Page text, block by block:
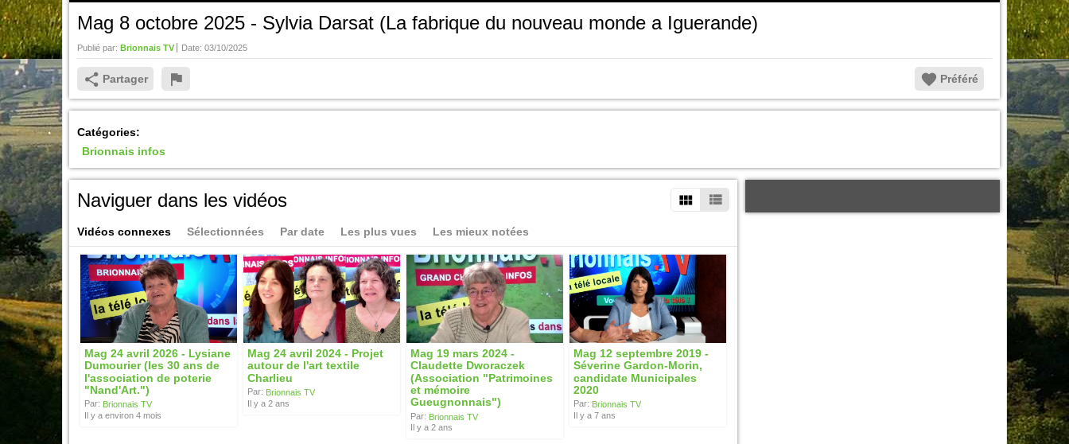
Mag 8 octobre 2025 - Sylvia Darsat (La fabrique du nouveau monde a Iguerande)
Publié par: Brionnais TV Date: 03/10/2025
Partager Préféré
Catégories:
Brionnais infos
Naviguer dans les vidéos
Vidéos connexes Sélectionnées Par date Les plus vues Les mieux notées
Mag 24 avril 2026 - Lysiane
Dumourier (les 30 ans de
l'association de poterie
"Nand'Art.")
Par: Brionnais TV
Il y a environ 4 mois
Mag 24 avril 2024 - Projet
autour de l'art textile
Charlieu
Par: Brionnais TV
Il y a 2 ans
Mag 19 mars 2024 -
Claudette Dworaczek
(Association "Patrimoines
et mémoire
Gueugnonnais")
Par: Brionnais TV
Il y a 2 ans
Mag 12 septembre 2019 -
Séverine Gardon-Morin,
candidate Municipales
2020
Par: Brionnais TV
Il y a 7 ans